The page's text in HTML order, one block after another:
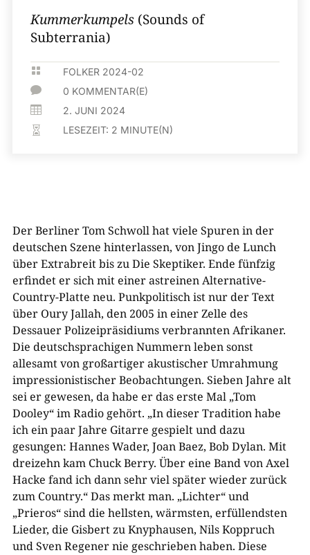
Kummerkumpels (Sounds of
Subterrania)
 FOLKER 2024-02
 0 KOMMENTAR(E)
 2. JUNI 2024
 LESEZEIT: 2 MINUTE(N)
Der Berliner Tom Schwoll hat viele Spuren in der
deutschen Szene hinterlassen, von Jingo de Lunch
über Extrabreit bis zu Die Skeptiker. Ende fünfzig
erfindet er sich mit einer astreinen Alternative-
Country-Platte neu. Punkpolitisch ist nur der Text
über Oury Jallah, den 2005 in einer Zelle des
Dessauer Polizeipräsidiums verbrannten Afrikaner.
Die deutschsprachigen Nummern leben sonst
allesamt von großartiger akustischer Umrahmung
impressionistischer Beobachtungen. Sieben Jahre alt
sei er gewesen, da habe er das erste Mal „Tom
Dooley“ im Radio gehört. „In dieser Tradition habe
ich ein paar Jahre Gitarre gespielt und dazu
gesungen: Hannes Wader, Joan Baez, Bob Dylan. Mit
dreizehn kam Chuck Berry. Über eine Band von Axel
Hacke fand ich dann sehr viel später wieder zurück
zum Country.“ Das merkt man. „Lichter“ und
„Prieros“ sind die hellsten, wärmsten, erfüllendsten
Lieder, die Gisbert zu Knyphausen, Nils Koppruch
und Sven Regener nie geschrieben haben. Diese